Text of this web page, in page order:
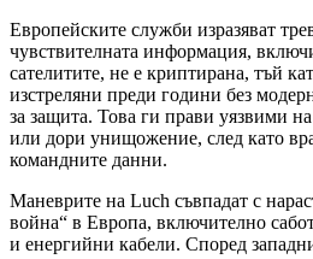
Европейските служби изразяват
чувствителната информация,
сателитите, не е криптирана, тъй
изстреляни преди години без
за защита. Това ги прави уязвими
или дори унищожение, след като
командните данни.
Маневрите на Luch съвпадат с
война“ в Европа, включително
и енергийни кабели. Според